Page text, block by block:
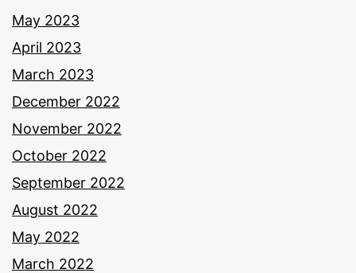
May 2023
April 2023
March 2023
December 2022
November 2022
October 2022
September 2022
August 2022
May 2022
March 2022